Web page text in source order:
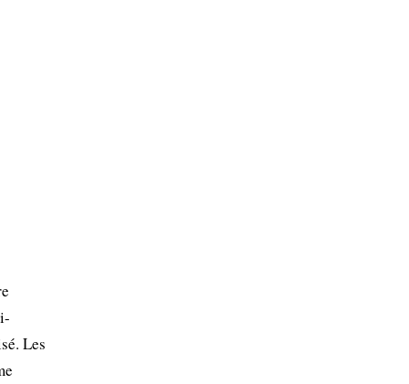
Les